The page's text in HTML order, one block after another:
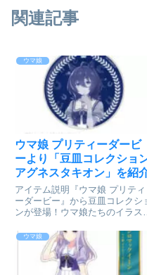
関連記事
ウマ娘
ウマ娘 プリティーダービ
ーより「豆皿コレクショ
アグネスタキオン」を紹
アイテム説明『ウマ娘 プリティ
ーダービー』から豆皿コレクシ
ンが登場！ウマ娘たちのイラス
プリティーダービー_豆皿コレク
ション アグネスタキオン©2018
アニメ「ウマ娘 プリティーダー
ビー」製作委員会col...
ウマ娘